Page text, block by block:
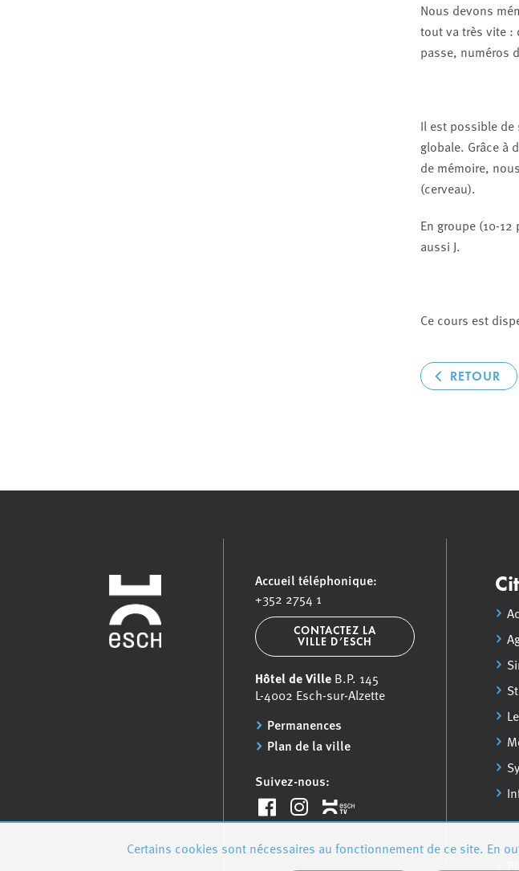
Nous devons
tout va très vite :
passe, numéros
Il est possible de
globale. Grâce à
de mémoire,
(cerveau).
En groupe (10-12
aussi J.
Ce cours est
RETOUR
Accueil téléphonique:
+352 2754 1
CONTACTEZ LA
VILLE D’ESCH
Hôtel de Ville B.P. 145
L-4002 Esch-sur-Alzette
Permanences
Plan de la ville
Suivez-nous:
Certains cookies sont nécessaires au fonctionnement de ce site. En